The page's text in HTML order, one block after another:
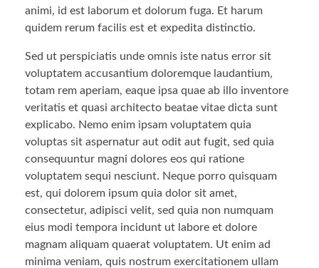
animi, id est laborum et dolorum fuga. Et harum
quidem rerum facilis est et expedita distinctio.
Sed ut perspiciatis unde omnis iste natus error sit
voluptatem accusantium doloremque laudantium,
totam rem aperiam, eaque ipsa quae ab illo inventore
veritatis et quasi architecto beatae vitae dicta sunt
explicabo. Nemo enim ipsam voluptatem quia
voluptas sit aspernatur aut odit aut fugit, sed quia
consequuntur magni dolores eos qui ratione
voluptatem sequi nesciunt. Neque porro quisquam
est, qui dolorem ipsum quia dolor sit amet,
consectetur, adipisci velit, sed quia non numquam
eius modi tempora incidunt ut labore et dolore
magnam aliquam quaerat voluptatem. Ut enim ad
minima veniam, quis nostrum exercitationem ullam